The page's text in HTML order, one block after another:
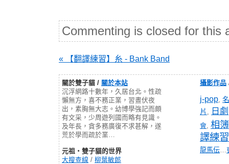
Commenting is closed for this
« 【翻譯練習】糸 - Bank Band
關於雙子貓 / 關於本站
沉浮網路十數年，久居台北。性疏
懶無方，喜不務正業，習晝伏夜
出，素胸無大志。幼博學強記而頗
有文采，少周遊列國而略有見識。
及年長，貪多務廣復不求甚解，遂
荒於學而疏於業…
元祖‧雙子貓的世界
大搜查線 / 柳葉敏郎
攝影作品
j-pop,
片 , 日劇
會, 相簿
譯練習
龍馬伝…